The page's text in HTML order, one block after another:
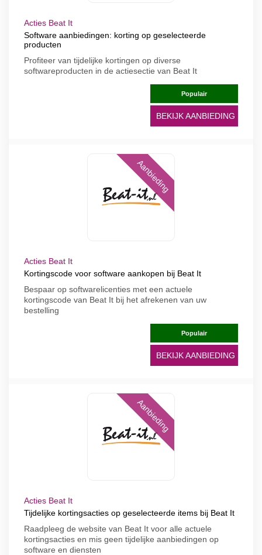
Acties Beat It
Software aanbiedingen: korting op geselecteerde
producten
Profiteer van tijdelijke kortingen op diverse
softwareproducten in de actiesectie van Beat It
Populair
BEKIJK AANBIEDING
Aanbieding
Acties Beat It
Kortingscode voor software aankopen bij Beat It
Bespaar op softwarelicenties met een actuele
kortingscode van Beat It bij het afrekenen van uw
bestelling
Populair
BEKIJK AANBIEDING
Aanbieding
Acties Beat It
Tijdelijke kortingsacties op geselecteerde items bij Beat It
Raadpleeg de website van Beat It voor alle actuele
kortingsacties en mis geen tijdelijke aanbiedingen op
software en diensten